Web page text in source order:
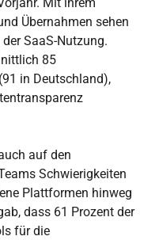
Übernahmen sehen
SaaS-Nutzung.
85
in Deutschland),
auf den
Schwierigkeiten
Plattformen hinweg
dass 61 Prozent der
für die